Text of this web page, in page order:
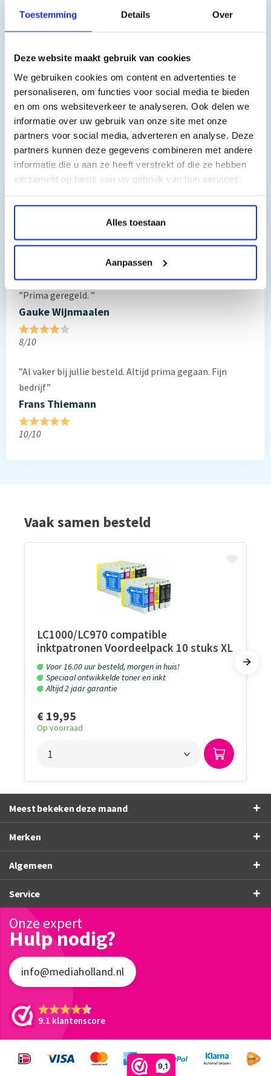
Toestemming Details Over
Deze website maakt gebruik van cookies
We gebruiken cookies om content en advertenties te
personaliseren, om functies voor social media te bieden
en om ons websiteverkeer te analyseren. Ook delen we
informatie over uw gebruik van onze site met onze
partners voor social media, adverteren en analyse. Deze
partners kunnen deze gegevens combineren met andere
informatie die u aan ze heeft verstrekt of die ze hebben
verzameld op basis van uw gebruik van hun services.
Alles toestaan
Aanpassen
9,1
Brother dcp-130c, Brother dcp-330c, Brother dcp-350c,
Brother dcp-357, Brother dcp-375cw, Brother dcp-540cn,
Brother dcp-560cn, Brother dcp-750cw, Brother dcp-770cw,
Brother fax-1360, Brother fax-1460, Brother fax-1560, Brother
mfc-240c, Brother mfc-3360c, Brother mfc-440cn, Brother
mfc-465cn, Brother mfc-5460cn, Brother mfc-660cn, Brother
mfc-680cn, Brother mfc-845cw, Brother mfc-885cw
Toch nog een vraag?
Hebt u vragen bij het artikel?
Reviews van klanten…
”Prima geregeld. ”
Gauke Wijnmaalen
8/10
”Al vaker bij jullie besteld. Altijd prima gegaan. Fijn
bedrijf”
Frans Thiemann
10/10
Vaak samen besteld
LC1000/LC970 compatible
inktpatronen Voordeelpack 10 stuks XL
Voor 16.00 uur besteld, morgen in huis!
Speciaal ontwikkelde toner en inkt
Altijd 2 jaar garantie
€ 19,95
Op voorraad
Meest bekeken deze maand
Merken
Algemeen
Service
Onze expert
Hulp nodig?
info@mediaholland.nl
9.1 klantenscore